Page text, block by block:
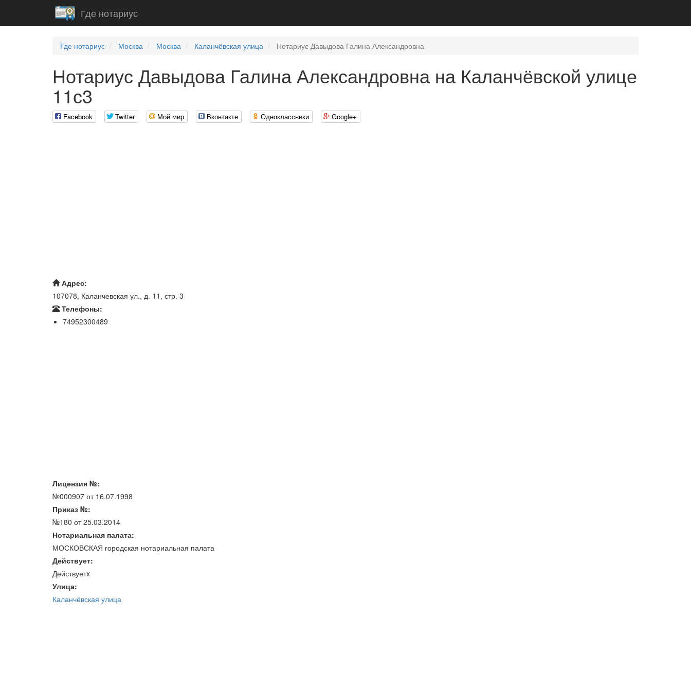
Где нотариус
Где нотариус Москва Москва Каланчёвская улица Нотариус Давыдова Галина Александровна
Нотариус Давыдова Галина Александровна на Каланчёвской улице
11с3
Facebook Twitter Мой мир Вконтакте Одноклассники Google+
Адрес:
107078, Каланчевская ул., д. 11, стр. 3
Телефоны:
74952300489
Лицензия №:
№000907 от 16.07.1998
Приказ №:
№180 от 25.03.2014
Нотариальная палата:
МОСКОВСКАЯ городская нотариальная палата
Действует:
Действуетx
Улица:
Каланчёвская улица